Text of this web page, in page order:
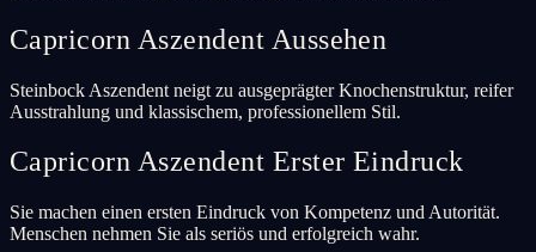
Capricorn Aszendent Aussehen
Steinbock Aszendent neigt zu ausgeprägter Knochenstruktur, reifer
Ausstrahlung und klassischem, professionellem Stil.
Capricorn Aszendent Erster Eindruck
Sie machen einen ersten Eindruck von Kompetenz und Autorität.
Menschen nehmen Sie als seriös und erfolgreich wahr.